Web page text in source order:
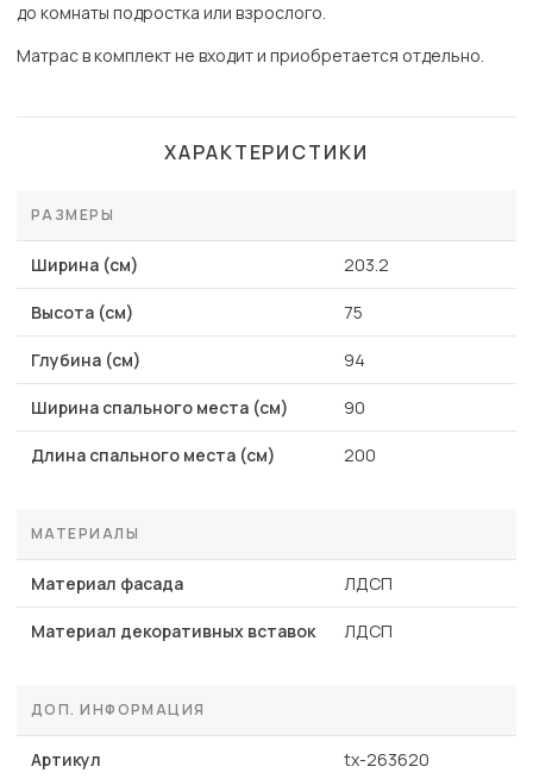
до комнаты подростка или взрослого.
Матрас в комплект не входит и приобретается отдельно.
ХАРАКТЕРИСТИКИ
РАЗМЕРЫ
Ширина (см) 203.2
Высота (см) 75
Глубина (см) 94
Ширина спального места (см) 90
Длина спального места (см) 200
МАТЕРИАЛЫ
Материал фасада ЛДСП
Материал декоративных вставок ЛДСП
ДОП. ИНФОРМАЦИЯ
Артикул tx-263620